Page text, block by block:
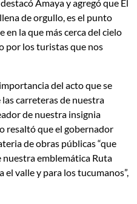
destacó Amaya y agregó que El
de orgullo, es el punto
en la que más cerca del cielo
por los turistas que nos
del acto que se
carreteras de nuestra
de nuestra insignia
resaltó que el gobernador
de obras públicas “que
emblemática Ruta
el valle y para los tucumanos”,